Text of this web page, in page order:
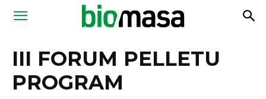
Magazyn
III FORUM PELLETU
PROGRAM